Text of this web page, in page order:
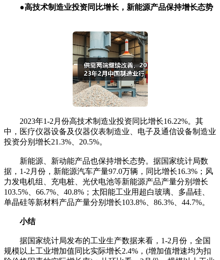
●高技术制造业投资同比增长，新能源产品保持增长态势
2023年1-2月份高技术制造业投资同比增长16.22%。其
中，医疗仪器设备及仪器仪表制造业、电子及通信设备制造业
投资分别增长21.3%、20.5%。
新能源、新动能产品也保持增长态势。据国家统计局数
据，1-2月份，新能源汽车产量97.0万辆，同比增长16.3%；风
力发电机组、充电桩、光伏电池等新能源产品产量分别增长
103.5%、66.7%、40.8%；太阳能工业用超白玻璃、多晶硅、
单晶硅等新材料产品产量分别增长103.8%、86.3%、44.7%。
小结
据国家统计局发布的工业生产数据来看，1-2月份，全国
规模以上工业增加值同比实际增长2.4%，(增加值增速均为扣